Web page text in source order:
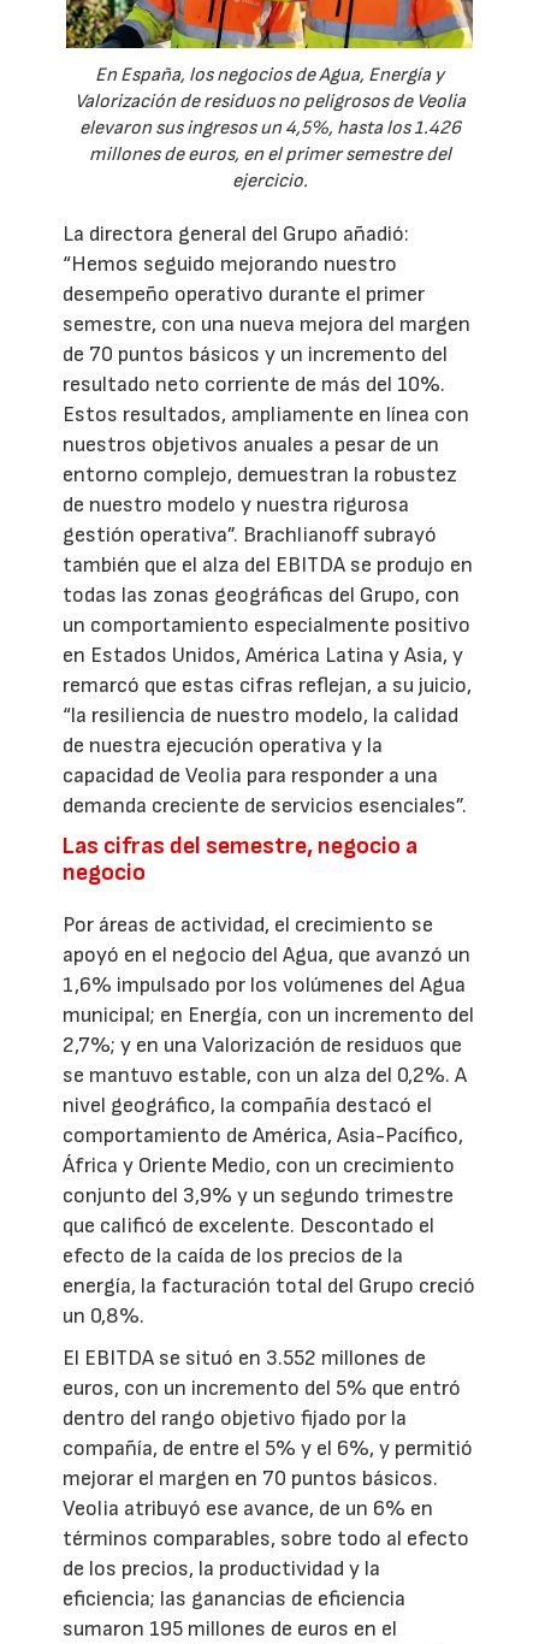
En España, los negocios de Agua, Energía y
Valorización de residuos no peligrosos de Veolia
elevaron sus ingresos un 4,5%, hasta los 1.426
millones de euros, en el primer semestre del
ejercicio.
La directora general del Grupo añadió:
“Hemos seguido mejorando nuestro
desempeño operativo durante el primer
semestre, con una nueva mejora del margen
de 70 puntos básicos y un incremento del
resultado neto corriente de más del 10%.
Estos resultados, ampliamente en línea con
nuestros objetivos anuales a pesar de un
entorno complejo, demuestran la robustez
de nuestro modelo y nuestra rigurosa
gestión operativa”. Brachlianoff subrayó
también que el alza del EBITDA se produjo en
todas las zonas geográficas del Grupo, con
un comportamiento especialmente positivo
en Estados Unidos, América Latina y Asia, y
remarcó que estas cifras reflejan, a su juicio,
“la resiliencia de nuestro modelo, la calidad
de nuestra ejecución operativa y la
capacidad de Veolia para responder a una
demanda creciente de servicios esenciales”.
Las cifras del semestre, negocio a
negocio
Por áreas de actividad, el crecimiento se
apoyó en el negocio del Agua, que avanzó un
1,6% impulsado por los volúmenes del Agua
municipal; en Energía, con un incremento del
2,7%; y en una Valorización de residuos que
se mantuvo estable, con un alza del 0,2%. A
nivel geográfico, la compañía destacó el
comportamiento de América, Asia-Pacífico,
África y Oriente Medio, con un crecimiento
conjunto del 3,9% y un segundo trimestre
que calificó de excelente. Descontado el
efecto de la caída de los precios de la
energía, la facturación total del Grupo creció
un 0,8%.
El EBITDA se situó en 3.552 millones de
euros, con un incremento del 5% que entró
dentro del rango objetivo fijado por la
compañía, de entre el 5% y el 6%, y permitió
mejorar el margen en 70 puntos básicos.
Veolia atribuyó ese avance, de un 6% en
términos comparables, sobre todo al efecto
de los precios, la productividad y la
eficiencia; las ganancias de eficiencia
sumaron 195 millones de euros en el